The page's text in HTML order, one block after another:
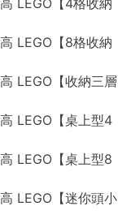
LEGO【4格收納
LEGO【8格收納
LEGO【收納三層
LEGO【桌上型4
LEGO【桌上型8
LEGO【迷你頭小